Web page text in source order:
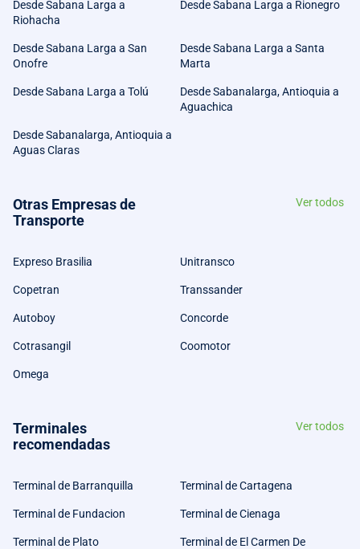
Desde Sabana Larga a
Riohacha
Desde Sabana Larga a Rionegro
Desde Sabana Larga a San
Onofre
Desde Sabana Larga a Santa
Marta
Desde Sabana Larga a Tolú
Desde Sabanalarga, Antioquia a
Aguachica
Desde Sabanalarga, Antioquia a
Aguas Claras
Otras Empresas de
Transporte
Ver todos
Expreso Brasilia Unitransco
Copetran Transsander
Autoboy Concorde
Cotrasangil Coomotor
Omega
Terminales
recomendadas
Ver todos
Terminal de Barranquilla Terminal de Cartagena
Terminal de Fundacion Terminal de Cienaga
Terminal de Plato
Terminal de El Carmen De